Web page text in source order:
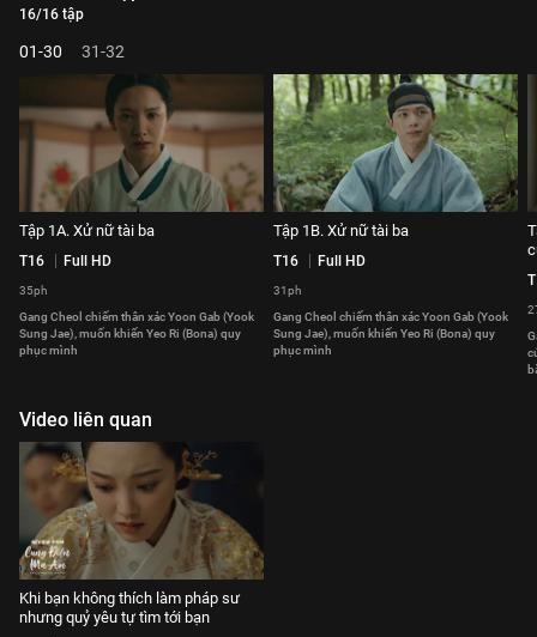
16/16 tập
01-30 31-32
Tập 1A. Xử nữ tài ba
T16 Full HD
35ph
Gang Cheol chiếm thân xác Yoon Gab (Yook
Sung Jae), muốn khiến Yeo Ri (Bona) quy
phục mình
Tập 1B. Xử nữ tài ba
T16 Full HD
31ph
Gang Cheol chiếm thân xác Yoon Gab (Yook
Sung Jae), muốn khiến Yeo Ri (Bona) quy
phục mình
Video liên quan
Khi bạn không thích làm pháp sư
nhưng quỷ yêu tự tìm tới bạn